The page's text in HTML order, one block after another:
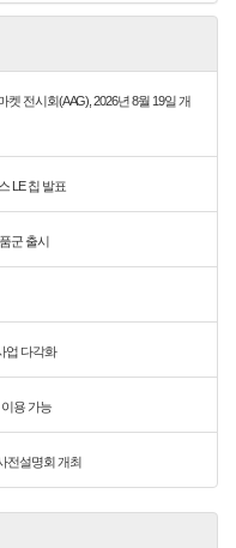
전시회(AAG), 2026년 8월 19일 개
LE 칩 발표
군 출시
업 다각화
이용 가능
전설명회 개최